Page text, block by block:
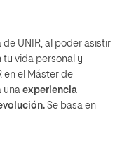
UNIR, al poder asistir
vida personal y
en el Máster de
una experiencia
Se basa en